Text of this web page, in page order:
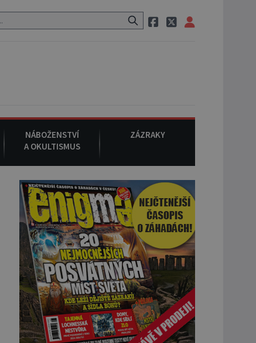
původu. 7. srpna 1994: Na americké městečko
NÁBOŽENSTVÍ
A OKULTISMUS
ZÁZRAKY